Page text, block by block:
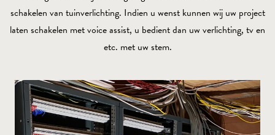
schakelen van tuinverlichting. Indien u wenst kunnen wij uw project
laten schakelen met voice assist, u bedient dan uw verlichting, tv en
etc. met uw stem.